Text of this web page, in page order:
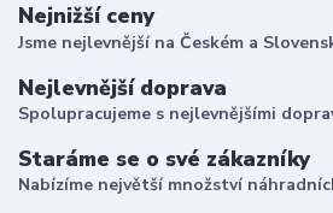
Nejnižší ceny
Jsme nejlevnější na Českém a
Nejlevnější doprava
Spolupracujeme s nejlevnějšími
Staráme se o své zákazníky
Nabízíme největší množství